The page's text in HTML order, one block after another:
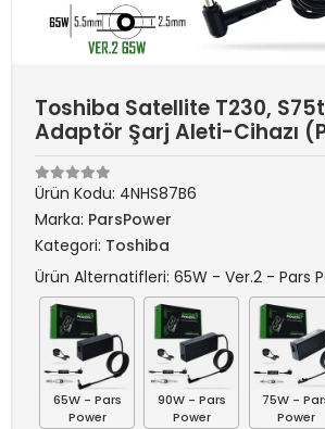
Toshiba Satellite T230,
Adaptör Şarj Aleti-Cihazı
Ürün Kodu: 4NHS87B6
Marka: ParsPower
Kategori: Toshiba
Ürün Alternatifleri: 65W - Ver.2 - Pars
65W - Pars
Power
90W - Pars
Power
75W -
Power